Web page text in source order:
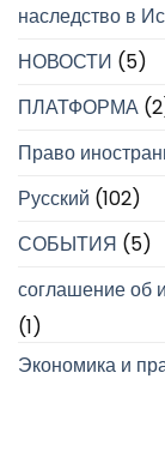
наследство в
НОВОСТИ (5)
ПЛАТФОРМА
Право
Русский (102)
СОБЫТИЯ (5)
соглашение об
(1)
Экономика и